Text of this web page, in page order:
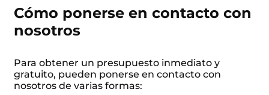
Cómo ponerse en contacto con
nosotros
Para obtener un presupuesto inmediato y
gratuito, pueden ponerse en contacto con
nosotros de varias formas: